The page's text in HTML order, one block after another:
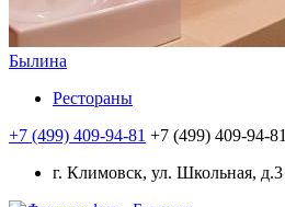
Былина
Рестораны
+7 (499) 409-94-81 +7 (499) 409-94-81
г. Климовск, ул. Школьная, д.3